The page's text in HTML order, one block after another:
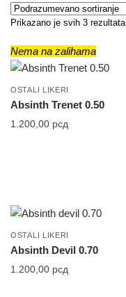
Prikazano je svih 3 rezultata
Nema na zalihama
OSTALI LIKERI
Absinth Trenet 0.50
1.200,00 рсд
OSTALI LIKERI
Absinth Devil 0.70
1.200,00 рсд